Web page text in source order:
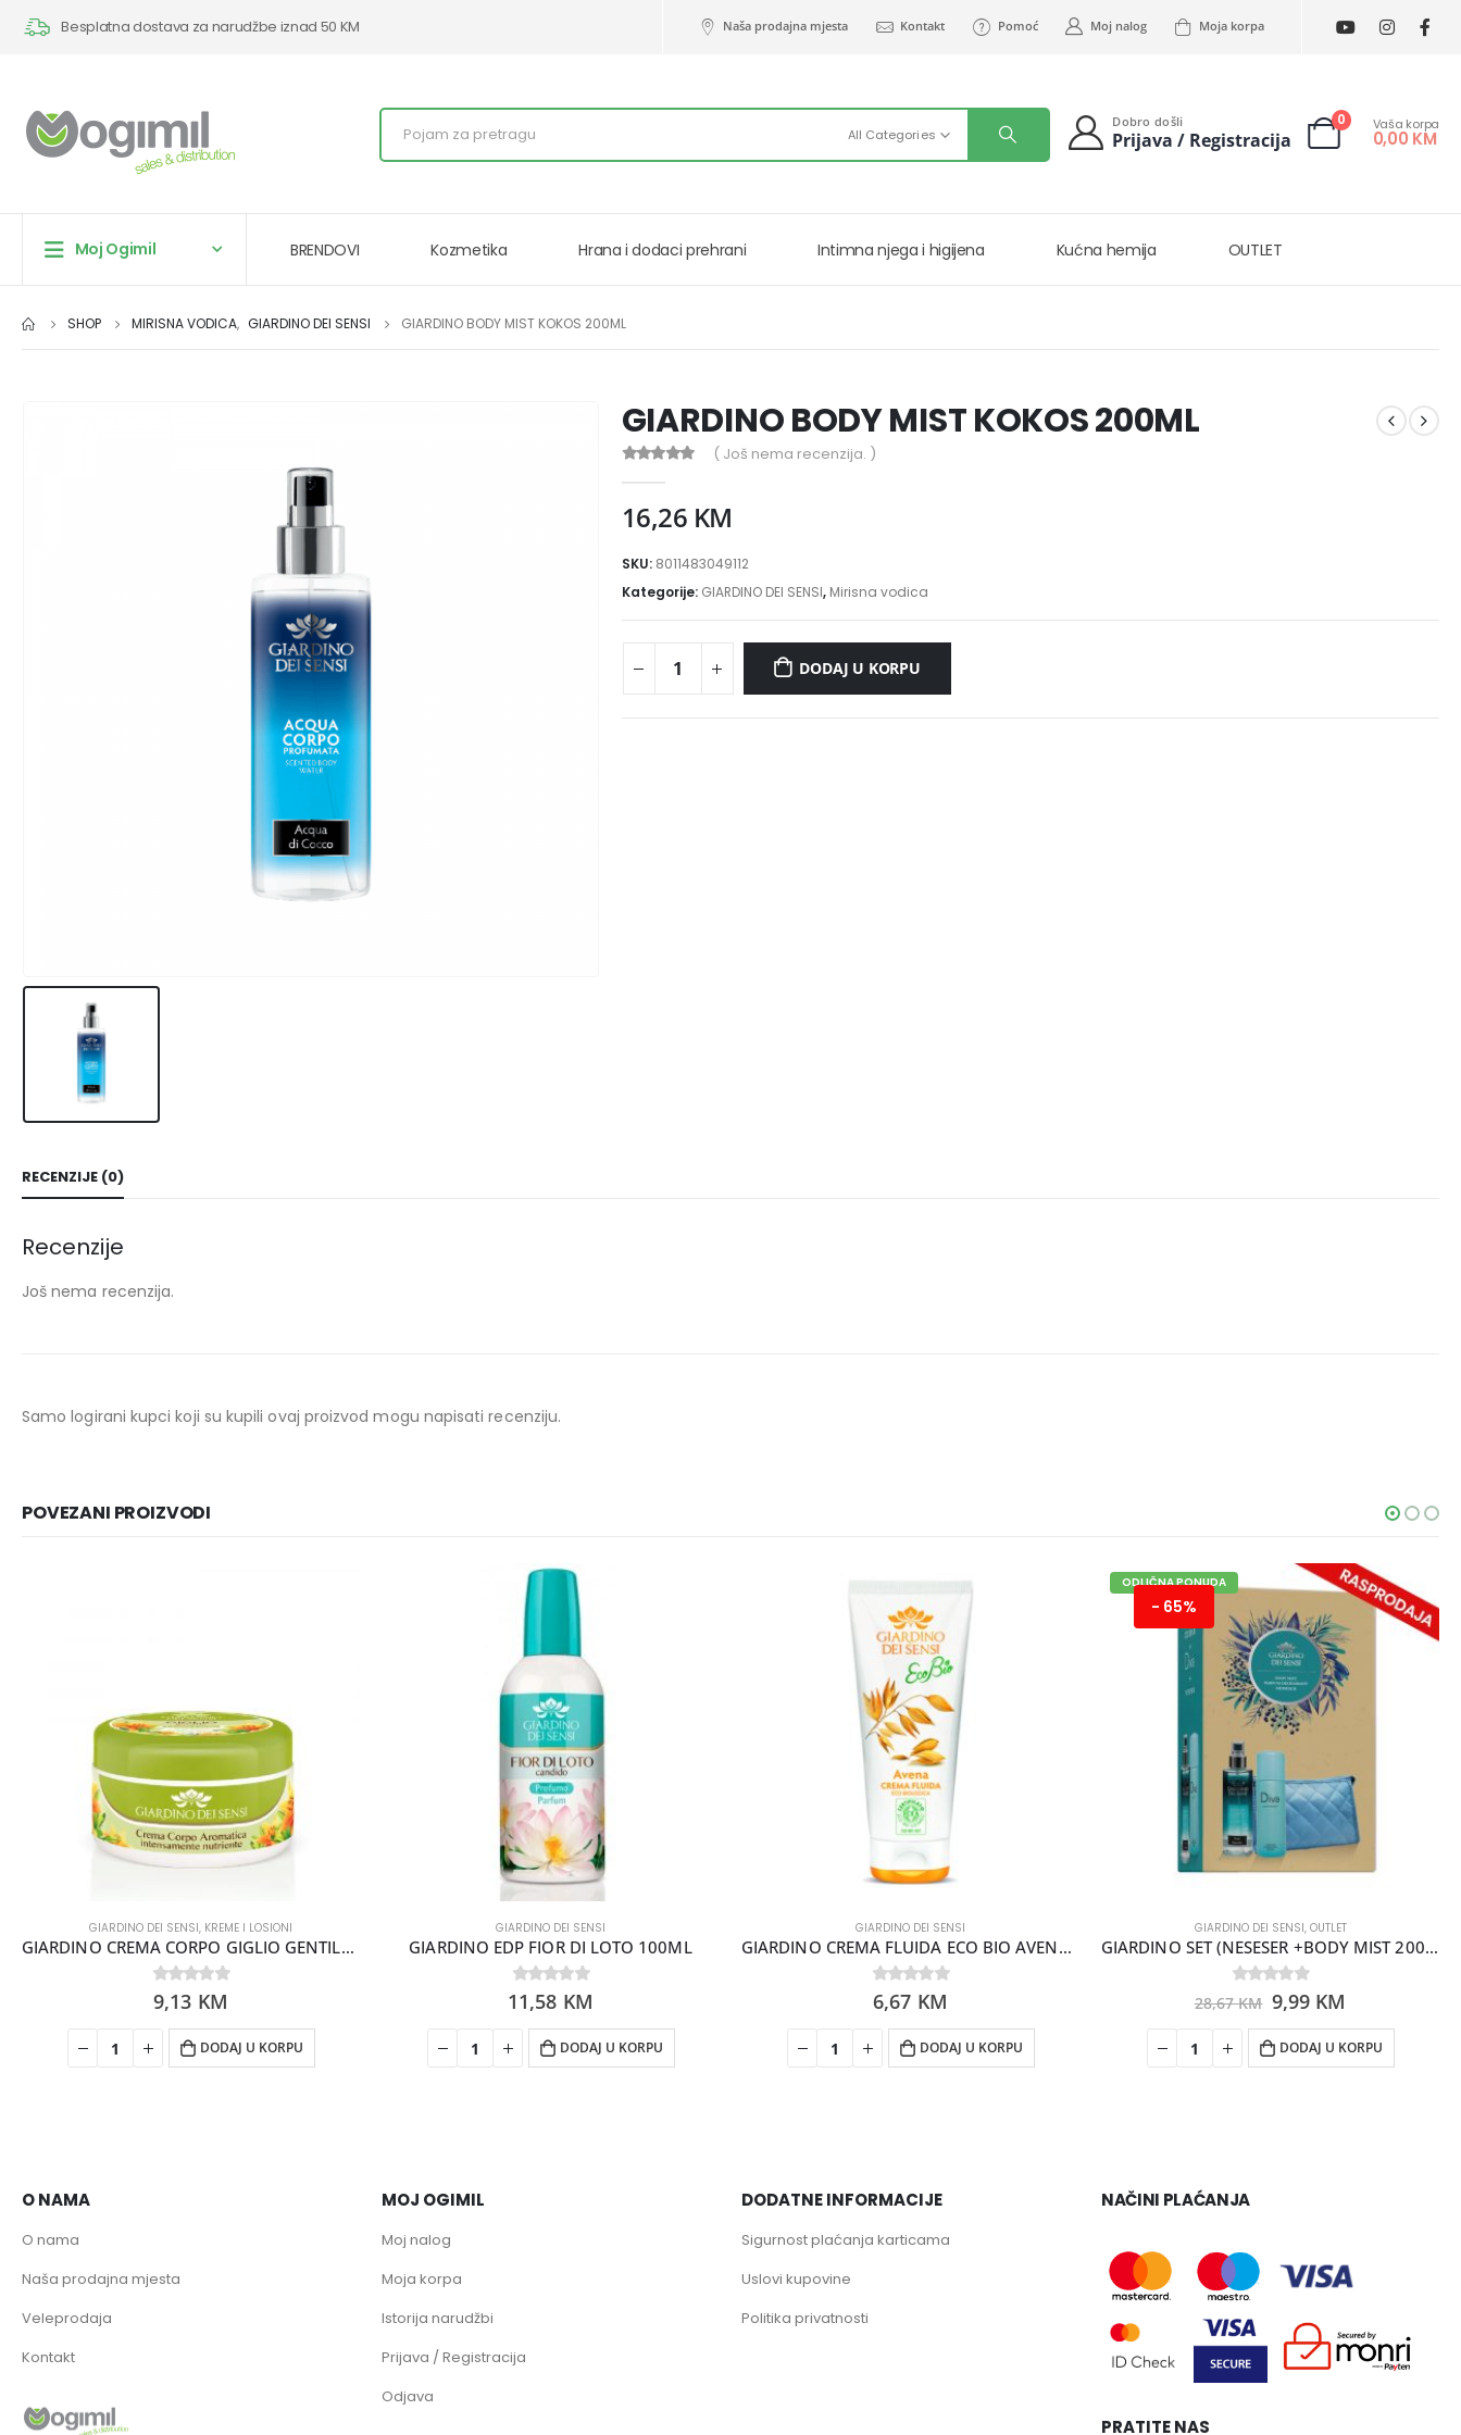
Besplatna dostava za narudžbe iznad 50 KM Naša prodajna mjesta Kontakt Pomoć Moj nalog Moja korpa
All Categories
Dobro došli
Prijava / Registracija
0 Vaša korpa
0,00 KM
Moj Ogimil BRENDOVI Kozmetika Hrana i dodaci prehrani Intimna njega i higijena Kućna hemija OUTLET
SHOP MIRISNA VODICA, GIARDINO DEI SENSI GIARDINO BODY MIST KOKOS 200ML
GIARDINO BODY MIST KOKOS 200ML
( Još nema recenzija. )
16,26 KM
SKU: 8011483049112
Kategorije: GIARDINO DEI SENSI, Mirisna vodica
DODAJ U KORPU
RECENZIJE (0)
Recenzije
Još nema recenzija.
Samo logirani kupci koji su kupili ovaj proizvod mogu napisati recenziju.
POVEZANI PROIZVODI
GIARDINO DEI SENSI, KREME I LOSIONI
GIARDINO CREMA CORPO GIGLIO GENTILE 300ML
0out of 5
9,13 KM
DODAJ U KORPU
GIARDINO DEI SENSI
GIARDINO EDP FIOR DI LOTO 100ML
0out of 5
11,58 KM
DODAJ U KORPU
GIARDINO DEI SENSI
GIARDINO CREMA FLUIDA ECO BIO AVENA 200ML
0out of 5
6,67 KM
DODAJ U KORPU
ODLIČNA PONUDA
- 65%
GIARDINO DEI SENSI, OUTLET
GIARDINO SET (NESESER +BODY MIST 200ML+DIVA DEO )
0out of 5
28,67KM 9,99 KM
DODAJ U KORPU
O NAMA
O nama
Naša prodajna mjesta
Veleprodaja
Kontakt
MOJ OGIMIL
Moj nalog
Moja korpa
Istorija narudžbi
Prijava / Registracija
Odjava
DODATNE INFORMACIJE
Sigurnost plaćanja karticama
Uslovi kupovine
Politika privatnosti
NAČINI PLAĆANJA
PRATITE NAS